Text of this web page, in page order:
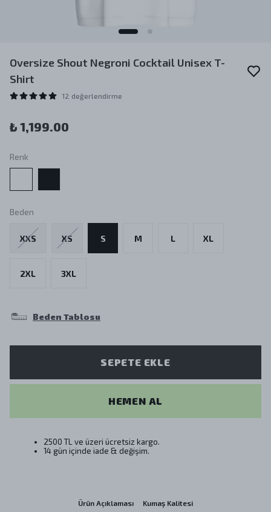
Oversize Shout Negroni Cocktail Unisex T-
Shirt
12 değerlendirme
₺ 1,199.00
Renk
Beden
XXS XS S M L XL
2XL 3XL
Beden Tablosu
SEPETE EKLE
HEMEN AL
2500 TL ve üzeri ücretsiz kargo.
14 gün içinde iade & değişim.
Ürün Açıklaması Kumaş Kalitesi